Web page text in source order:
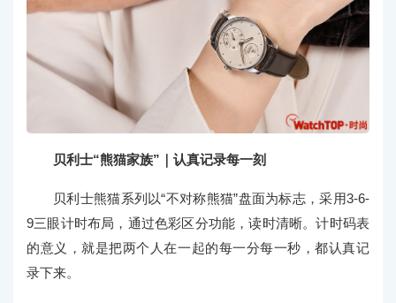
贝利士“熊猫家族”｜认真记录每一刻
贝利士熊猫系列以“不对称熊猫”盘面为标志，采用3-6-
9三眼计时布局，通过色彩区分功能，读时清晰。计时码表
的意义，就是把两个人在一起的每一分每一秒，都认真记
录下来。